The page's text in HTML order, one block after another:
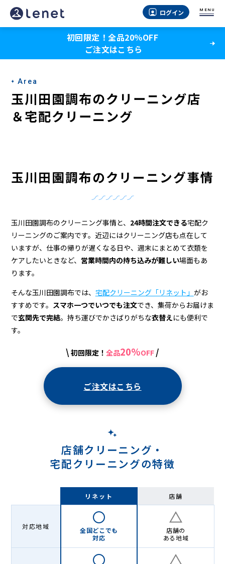
玉
川
園
調
布
の
ー
ニ
グ
店
＆
宅
配
ク
リ
ログイン MENU
初回限定！全品20％OFF
ご注文はこちら
Area
玉川田園調布のクリーニング店
＆宅配クリーニング
玉川田園調布のクリーニング事情
玉川田園調布のクリーニング事情と、 24時間注文できる宅配ク
リーニングのご案内です。近辺にはクリーニング店も点在して
いますが、仕事の帰りが遅くなる日や、週末にまとめて衣類を
ケアしたいときなど、 営業時間内の持ち込みが難しい場面もあ
ります。
そんな玉川田園調布では、 宅配クリーニング「リネット」 がお
すすめです。 スマホ一つでいつでも注文でき、集荷からお届けま
で玄関先で完結。持ち運びでかさばりがちな衣替えにも便利で
す。
\ 初回限定！ 全品20%OFF /
ご注文はこちら
店舗クリーニング・
宅配クリーニングの特徴
リネット 店舗
対応地域
全国どこでも
対応
店舗の
ある地域